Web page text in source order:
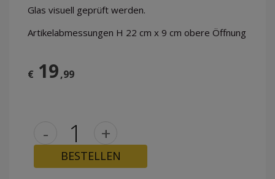
Glas visuell geprüft werden.
Artikelabmessungen H 22 cm x 9 cm obere Öffnung
€ 19,99
- +
BESTELLEN